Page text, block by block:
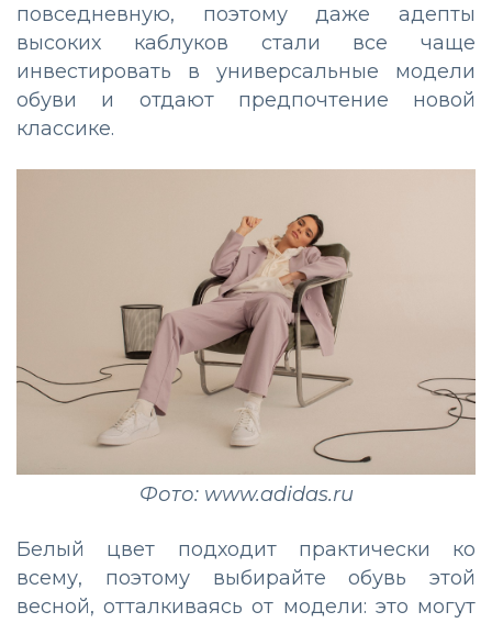
повседневную, поэтому даже адепты
высоких каблуков стали все чаще
инвестировать в универсальные модели
обуви и отдают предпочтение новой
классике.
Фото: www.adidas.ru
Белый цвет подходит практически ко
всему, поэтому выбирайте обувь этой
весной, отталкиваясь от модели: это могут